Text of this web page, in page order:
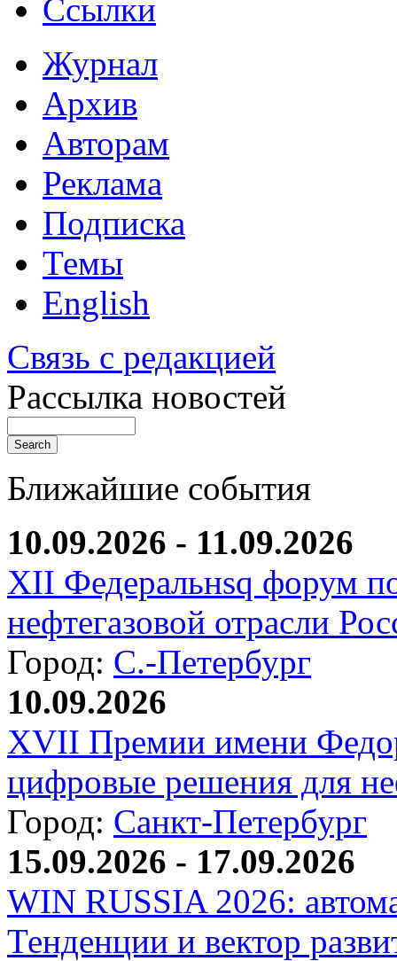
Ссылки
Журнал
Архив
Авторам
Реклама
Подписка
Темы
English
Связь с редакцией
Рассылка новостей
Ближайшие события
10.09.2026 - 11.09.2026
XII Федеральнsq форум
нефтегазовой отрасли
Город: С.-Петербург
10.09.2026
XVII Премии имени
цифровые решения для
Город: Санкт-Петербург
15.09.2026 - 17.09.2026
WIN RUSSIA 2026:
Тенденции и вектор